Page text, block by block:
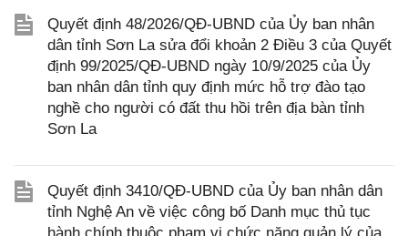
Quyết định 48/2026/QĐ-UBND của Ủy ban nhân
dân tỉnh Sơn La sửa đổi khoản 2 Điều 3 của Quyết
định 99/2025/QĐ-UBND ngày 10/9/2025 của Ủy
ban nhân dân tỉnh quy định mức hỗ trợ đào tạo
nghề cho người có đất thu hồi trên địa bàn tỉnh
Sơn La
Quyết định 3410/QĐ-UBND của Ủy ban nhân dân
tỉnh Nghệ An về việc công bố Danh mục thủ tục